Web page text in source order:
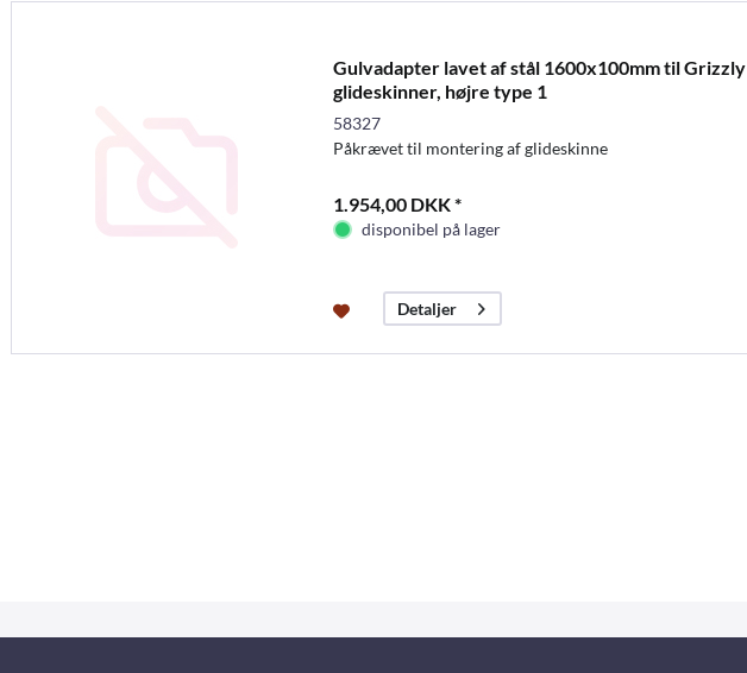
Gulvadapter lavet af stål 1600x100mm til Grizzly
glideskinner, højre type 1
58327
Påkrævet til montering af glideskinne
1.954,00 DKK *
disponibel på lager
Detaljer